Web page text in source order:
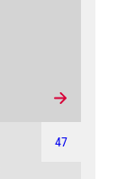
47